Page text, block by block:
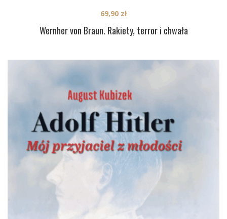
Wernher von Braun. Rakiety, terror i chwała
69,90 zł